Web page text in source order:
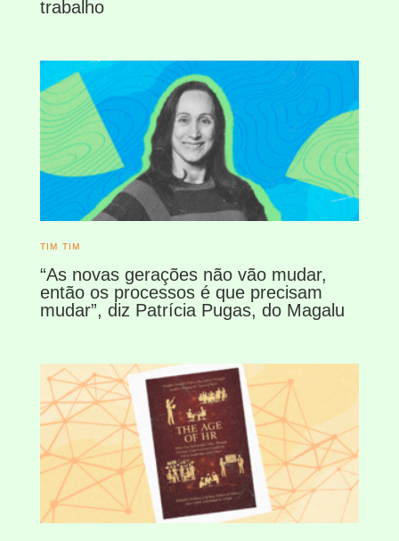
trabalho
TIM TIM
“As novas gerações não vão mudar,
então os processos é que precisam
mudar”, diz Patrícia Pugas, do Magalu